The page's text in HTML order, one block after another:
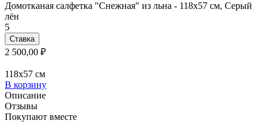
Домотканая салфетка "Снежная" из льна - 118x57 см, Серый
лён
5
Ставка
2 500,00 ₽
118x57 см
В корзину
Описание
Отзывы
Покупают вместе